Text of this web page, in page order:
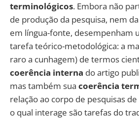
terminológicos. Embora não
de produção da pesquisa, nem
em língua-fonte, desempenham
tarefa teórico-metodológica: a
raro a cunhagem) de termos
coerência interna do artigo
mas também sua coerência
relação ao corpo de pesquisas
o qual interage são tarefas do